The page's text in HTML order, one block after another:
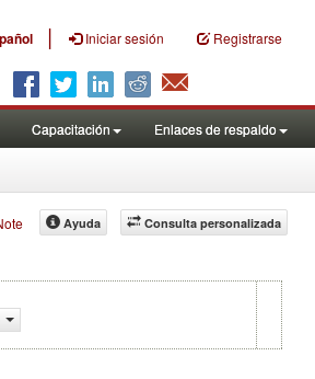
| Iniciar sesión Registrarse
Capacitación Enlaces de respaldo
Consulta personalizada
Ayuda